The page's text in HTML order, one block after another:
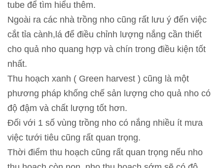
tube để tìm hiểu thêm.
Ngoài ra các nhà trồng nho cũng rất lưu ý đến việc
cắt tỉa cành,lá để điều chỉnh lượng nắng cần thiết
cho quả nho quang hợp và chín trong điều kiện tốt
nhất.
Thu hoạch xanh ( Green harvest ) cũng là một
phương pháp khống chế sản lượng cho quả nho có
độ đậm và chất lượng tốt hơn.
Đối với 1 số vùng trồng nho có nắng nhiều ít mưa
việc tưới tiêu cũng rất quan trọng.
Thời điểm thu hoạch cũng rất quan trọng nếu nho